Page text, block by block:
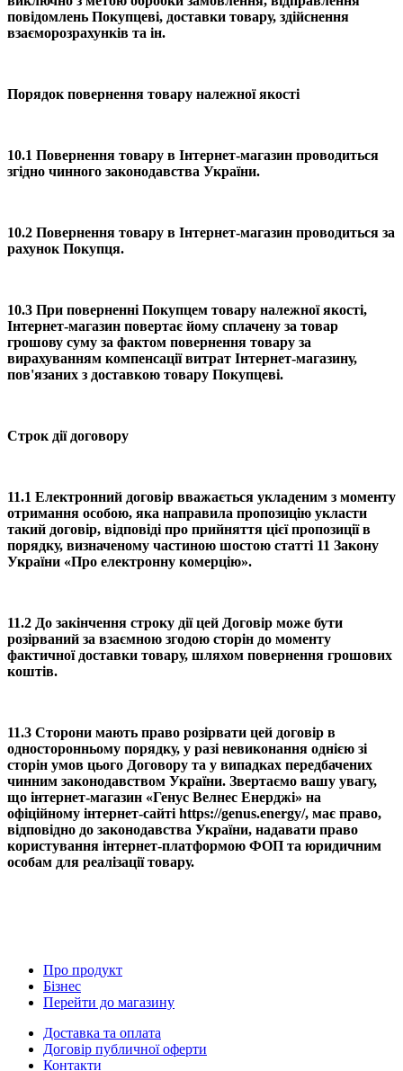
повідомлень Покупцеві, доставки товару, здійснення
взаєморозрахунків та ін.
Порядок повернення товару належної якості
10.1 Повернення товару в Інтернет-магазин проводиться
згідно чинного законодавства України.
10.2 Повернення товару в Інтернет-магазин проводиться за
рахунок Покупця.
10.3 При поверненні Покупцем товару належної якості,
Інтернет-магазин повертає йому сплачену за товар
грошову суму за фактом повернення товару за
вирахуванням компенсації витрат Інтернет-магазину,
пов'язаних з доставкою товару Покупцеві.
Строк дії договору
11.1 Електронний договір вважається укладеним з моменту
отримання особою, яка направила пропозицію укласти
такий договір, відповіді про прийняття цієї пропозиції в
порядку, визначеному частиною шостою статті 11 Закону
України «Про електронну комерцію».
11.2 До закінчення строку дії цей Договір може бути
розірваний за взаємною згодою сторін до моменту
фактичної доставки товару, шляхом повернення грошових
коштів.
11.3 Сторони мають право розірвати цей договір в
односторонньому порядку, у разі невиконання однією зі
сторін умов цього Договору та у випадках передбачених
чинним законодавством України. Звертаємо вашу увагу,
що інтернет-магазин «Генус Велнес Енерджі» на
офіційному інтернет-сайті https://genus.energy/, має право,
відповідно до законодавства України, надавати право
користування інтернет-платформою ФОП та юридичним
особам для реалізації товару.
Про продукт
Бізнес
Перейти до магазину
Доставка та оплата
Договір публичної оферти
Контакти